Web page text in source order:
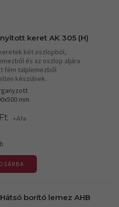
keret AK 305 (H)
két oszlopból,
és az oszlop aljára
fém talplemezből
készülnek.
mm
+Áfa
borító lemez AHB